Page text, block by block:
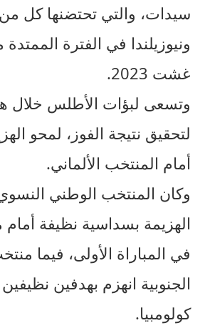
سيدات، والتي تحتضنها كل من
غشت 2023.
وتسعى لبؤات الأطلس خلال
لتحقيق نتيجة الفوز، لمحو
أمام المنتخب الألماني.
وكان المنتخب الوطني
الهزيمة بسداسية نظيفة أمام
في المباراة الأولى، فيما
الجنوبية انهزم بهدفين
كولومبيا.